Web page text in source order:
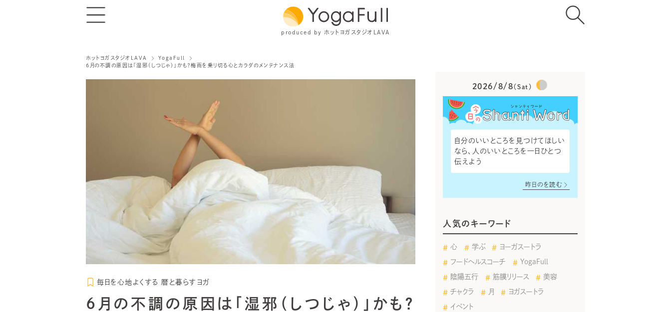
produced by ホットヨガスタジオLAVA
ホットヨガスタジオLAVA
YogaFull
6月の不調の原因は「湿邪（しつじゃ）」かも？梅雨を乗り切る心とカラダのメンテナンス法
毎日を心地よくする 暦と暮らすヨガ
6月の不調の原因は「湿邪（しつじゃ）」かも？
2026/8/8（Sat）
自分のいいところを見つけてほしい
なら、人のいいところを一日ひとつ
伝えよう
昨日のを読む
人気のキーワード
心 学ぶ ヨーガスートラ
フードヘルスコーチ YogaFull
陰陽五行 筋膜リリース 美容
チャクラ 月 ヨガスートラ
イベント